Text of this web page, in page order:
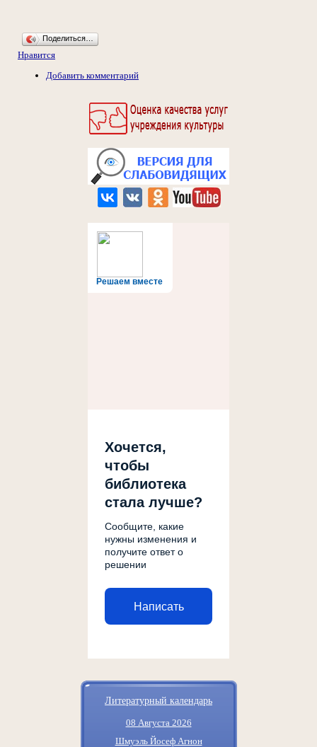
Решаем вместе
Хочется,
чтобы
библиотека
стала лучше?
Сообщите, какие
нужны изменения и
получите ответ о
решении
Написать
Литературный календарь
08 Августа 2026
Шмуэль Йосеф Агнон
Поделиться…
Нравится
Добавить комментарий